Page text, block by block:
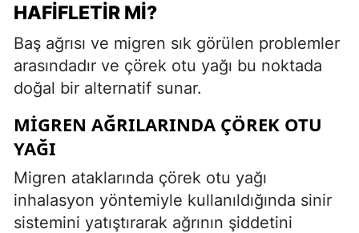
HAFIFLETIR MI?
Baş ağrısı ve migren sık görülen problemler
arasındadır ve çörek otu yağı bu noktada
doğal bir alternatif sunar.
MIGREN AĞRILARINDA ÇÖREK OTU
YAĞI
Migren ataklarında çörek otu yağı
inhalasyon yöntemiyle kullanıldığında sinir
sistemini yatıştırarak ağrının şiddetini